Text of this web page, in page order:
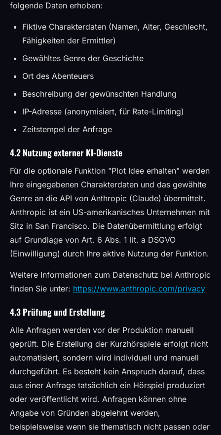
folgende Daten erhoben:
Fiktive Charakterdaten (Namen, Alter, Geschlecht,
Fähigkeiten der Ermittler)
Gewähltes Genre der Geschichte
Ort des Abenteuers
Beschreibung der gewünschten Handlung
IP-Adresse (anonymisiert, für Rate-Limiting)
Zeitstempel der Anfrage
4.2 Nutzung externer KI-Dienste
Für die optionale Funktion "Plot Idee erhalten" werden
Ihre eingegebenen Charakterdaten und das gewählte
Genre an die API von Anthropic (Claude) übermittelt.
Anthropic ist ein US-amerikanisches Unternehmen mit
Sitz in San Francisco. Die Datenübermittlung erfolgt
auf Grundlage von Art. 6 Abs. 1 lit. a DSGVO
(Einwilligung) durch Ihre aktive Nutzung der Funktion.
Weitere Informationen zum Datenschutz bei Anthropic
finden Sie unter: https://www.anthropic.com/privacy
4.3 Prüfung und Erstellung
Alle Anfragen werden vor der Produktion manuell
geprüft. Die Erstellung der Kurzhörspiele erfolgt nicht
automatisiert, sondern wird individuell und manuell
durchgeführt. Es besteht kein Anspruch darauf, dass
aus einer Anfrage tatsächlich ein Hörspiel produziert
oder veröffentlicht wird. Anfragen können ohne
Angabe von Gründen abgelehnt werden,
beispielsweise wenn sie thematisch nicht passen oder